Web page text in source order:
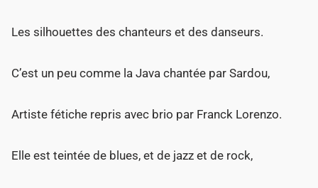
Les silhouettes des chanteurs et des danseurs.
C’est un peu comme la Java chantée par Sardou,
Artiste fétiche repris avec brio par Franck Lorenzo.
Elle est teintée de blues, et de jazz et de rock,